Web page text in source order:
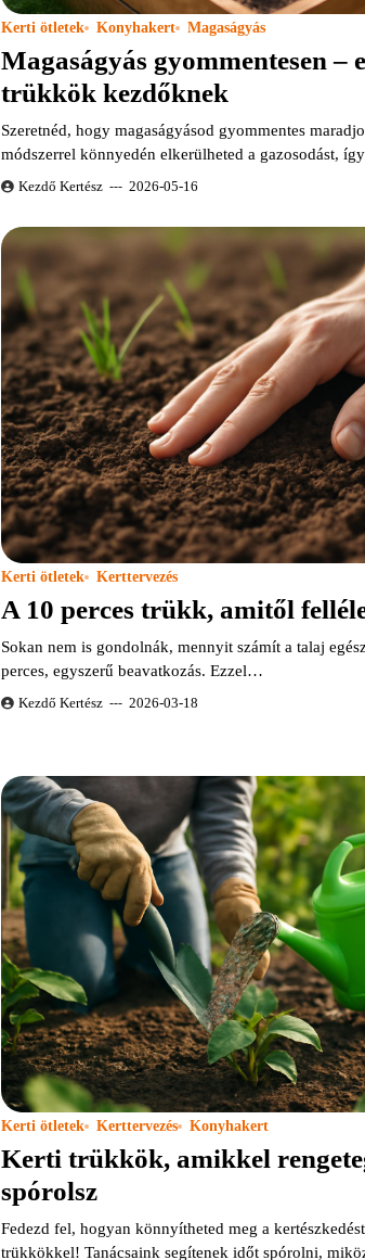
Kerti ötletek Konyhakert Magaságyás
Magaságyás gyommentesen –
trükkök kezdőknek
Szeretnéd, hogy magaságyásod gyommentes
módszerrel könnyedén elkerülheted a gazosodást,
Kezdő Kertész 2026-05-16
Kerti ötletek Kerttervezés
A 10 perces trükk, amitől
Sokan nem is gondolnák, mennyit számít a talaj
perces, egyszerű beavatkozás. Ezzel…
Kezdő Kertész 2026-03-18
Kerti ötletek Kerttervezés Konyhakert
Kerti trükkök, amikkel
spórolsz
Fedezd fel, hogyan könnyítheted meg a
trükkökkel! Tanácsaink segítenek időt spórolni,